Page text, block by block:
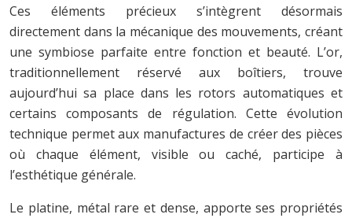
Ces éléments précieux s’intègrent désormais
directement dans la mécanique des mouvements, créant
une symbiose parfaite entre fonction et beauté. L’or,
traditionnellement réservé aux boîtiers, trouve
aujourd’hui sa place dans les rotors automatiques et
certains composants de régulation. Cette évolution
technique permet aux manufactures de créer des pièces
où chaque élément, visible ou caché, participe à
l’esthétique générale.
Le platine, métal rare et dense, apporte ses propriétés